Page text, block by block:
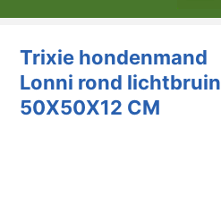
Trixie hondenmand
Lonni rond lichtbruin
50X50X12 CM